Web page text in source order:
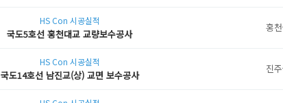
HS Con 시공실적
국도5호선 홍천대교 교량보수공사
홍
HS Con 시공실적
국도14호선 남진교(상) 교면 보수공사
진